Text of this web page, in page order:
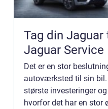
Tag din
Jaguar Service
Det er en stor
autoværksted til sin
største investeringer
hvorfor det har en stor